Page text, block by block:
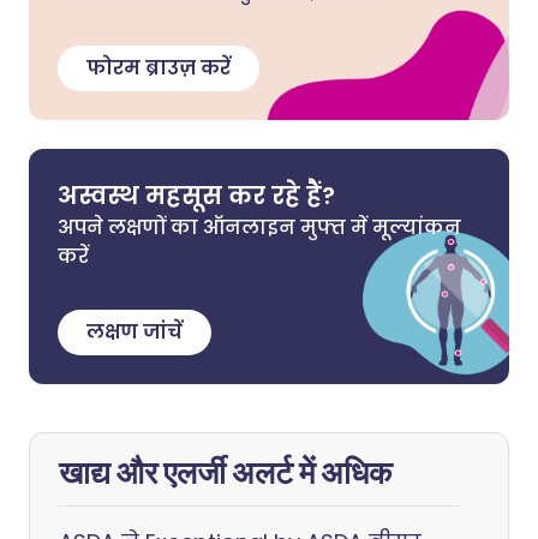
फोरम ब्राउज़ करें
अस्वस्थ महसूस कर रहे हैं?
अपने लक्षणों का ऑनलाइन मुफ्त में मूल्यांकन
करें
लक्षण जांचें
खाद्य और एलर्जी अलर्ट में अधिक